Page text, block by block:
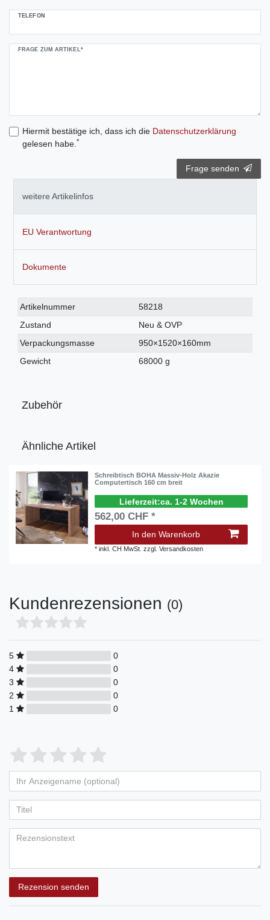
TELEFON
FRAGE ZUM ARTIKEL*
Hiermit bestätige ich, dass ich die Daten­schutz­erklärung
gelesen habe. *
Frage senden
weitere Artikelinfos
EU Verantwortung
Dokumente
Technisches
Merkmal
Wert
Artikelnummer
58218
Zustand
Neu & OVP
Verpackungsmasse
950×1520×160mm
Gewicht
68000 g
Zubehör
Ähnliche Artikel
Schreibtisch BOHA Massiv-Holz Akazie
Computertisch 160 cm breit
ca. 1-2 Wochen
562,00 CHF *
In den Warenkorb
*inkl. CH MwSt. zzgl.Versandkosten
Kundenrezensionen (0)
5
0
4
0
3
0
2
0
1
0
Bewertungssterne
von
5
Bewertungssternen
4
von
5
Bewertungssternen
3
von
5
Bewertungssternen
2
von
5
Bewertungssternen
1
von
5
Bewertungssternen
Anzeigename
(optional)
Rezension senden